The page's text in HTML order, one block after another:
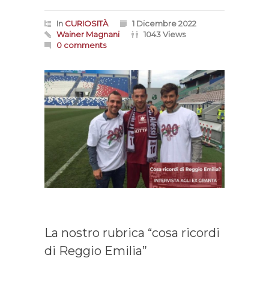
In CURIOSITÀ
1 Dicembre 2022
Wainer Magnani
1043 Views
0 comments
La nostro rubrica “cosa ricordi
di Reggio Emilia”